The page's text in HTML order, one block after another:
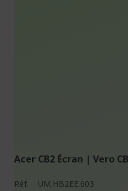
Acer CB2 Écran | Vero
Réf. UM.HB2EE.603